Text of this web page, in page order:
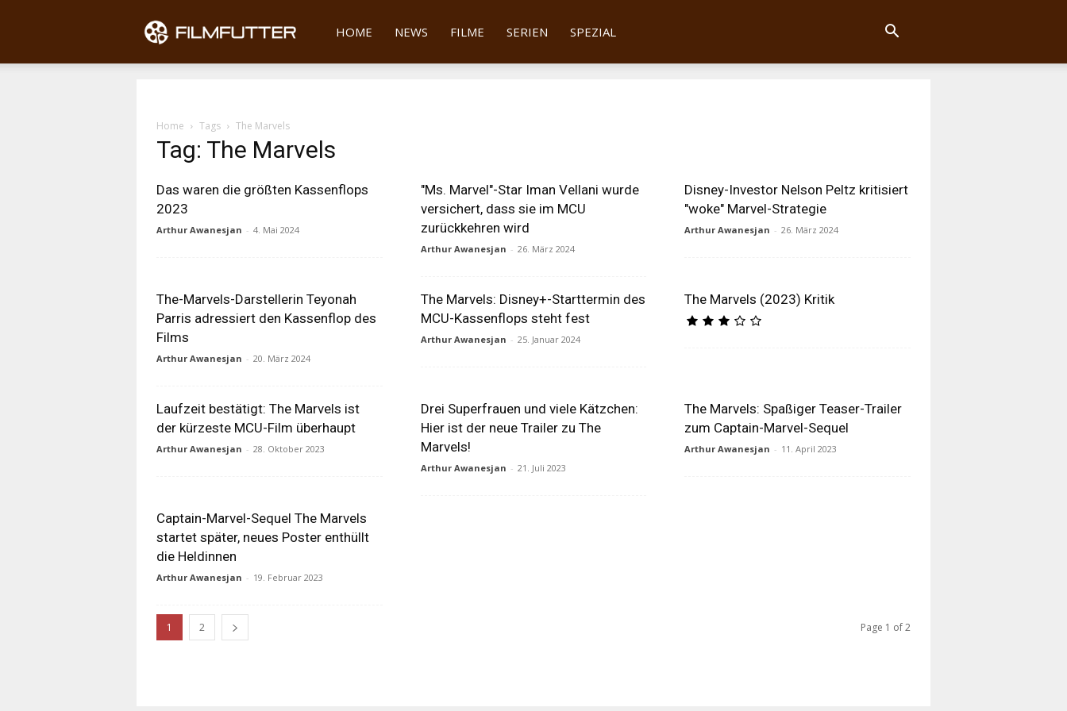
Filmfutter
HOME NEWS FILME SERIEN SPEZIAL
Home Tags The Marvels
Tag: The Marvels
Das waren die größten Kassenflops
2023
Arthur Awanesjan - 4. Mai 2024
"Ms. Marvel"-Star Iman Vellani wurde
versichert, dass sie im MCU
zurückkehren wird
Arthur Awanesjan - 26. März 2024
Disney-Investor Nelson Peltz kritisiert
"woke" Marvel-Strategie
Arthur Awanesjan - 26. März 2024
The-Marvels-Darstellerin Teyonah
Parris adressiert den Kassenflop des
Films
Arthur Awanesjan - 20. März 2024
The Marvels: Disney+-Starttermin des
MCU-Kassenflops steht fest
Arthur Awanesjan - 25. Januar 2024
The Marvels (2023) Kritik
Laufzeit bestätigt: The Marvels ist
der kürzeste MCU-Film überhaupt
Arthur Awanesjan - 28. Oktober 2023
Drei Superfrauen und viele Kätzchen:
Hier ist der neue Trailer zu The
Marvels!
Arthur Awanesjan - 21. Juli 2023
The Marvels: Spaßiger Teaser-Trailer
zum Captain-Marvel-Sequel
Arthur Awanesjan - 11. April 2023
Captain-Marvel-Sequel The Marvels
startet später, neues Poster enthüllt
die Heldinnen
Arthur Awanesjan - 19. Februar 2023
1 2 Page 1 of 2